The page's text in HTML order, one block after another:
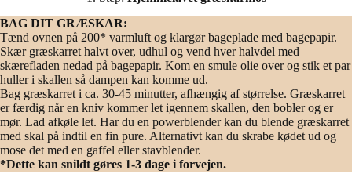
BAG DIT GRÆSKAR:
Tænd ovnen på 200* varmluft og klargør bageplade med bagepapir.
Skær græskarret halvt over, udhul og vend hver halvdel med
skærefladen nedad på bagepapir. Kom en smule olie over og stik et par
huller i skallen så dampen kan komme ud.
Bag græskarret i ca. 30-45 minutter, afhængig af størrelse. Græskarret
er færdig når en kniv kommer let igennem skallen, den bobler og er
mør. Lad afkøle let. Har du en powerblender kan du blende græskarret
med skal på indtil en fin pure. Alternativt kan du skrabe kødet ud og
mose det med en gaffel eller stavblender.
*Dette kan snildt gøres 1-3 dage i forvejen.